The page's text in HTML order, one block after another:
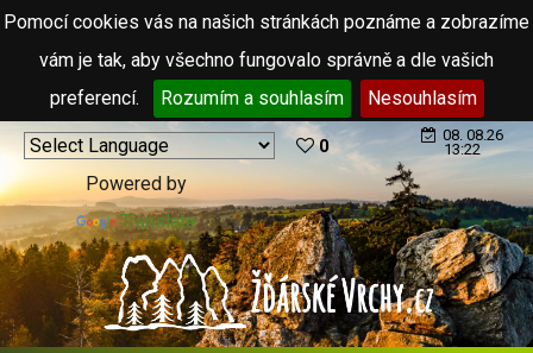
Pomocí cookies vás na našich stránkách poznáme a zobrazíme
vám je tak, aby všechno fungovalo správně a dle vašich
preferencí.
Rozumím a souhlasím Nesouhlasím
Powered by
Translate
0
08. 08.26
13:22